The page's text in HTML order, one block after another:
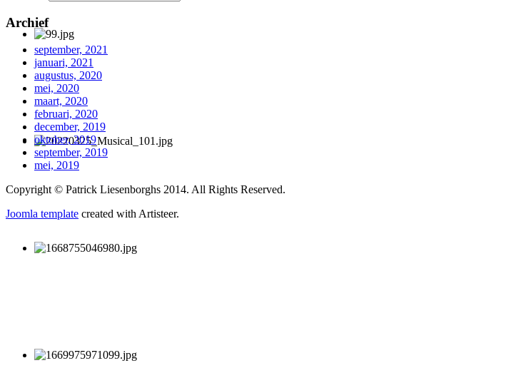
Archief
september, 2021
januari, 2021
augustus, 2020
mei, 2020
maart, 2020
februari, 2020
december, 2019
oktober, 2019
september, 2019
mei, 2019
Copyright © Patrick Liesenborghs 2014. All Rights Reserved.
Joomla template created with Artisteer.